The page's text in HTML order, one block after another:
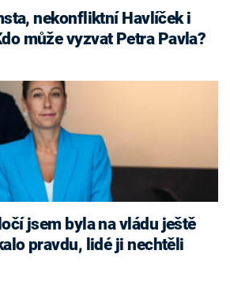
může vyzvat Petra Pavla?
jsem byla na vládu ještě
pravdu, lidé ji nechtěli